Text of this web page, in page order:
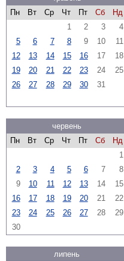
Пн
Вт Ср Чт Пт Сб
Нд
1
2 3
4
5
6 7 8 9 10
11
12
13 14 15 16 17
18
19
20 21 22 23 24
25
26
27 28 29 30 31
червень
Пн
Вт Ср Чт Пт Сб
Нд
1
2
3 4 5 6 7
8
9
10 11 12 13 14
15
16
17 18 19 20 21
22
23
24 25 26 27 28
29
30
липень